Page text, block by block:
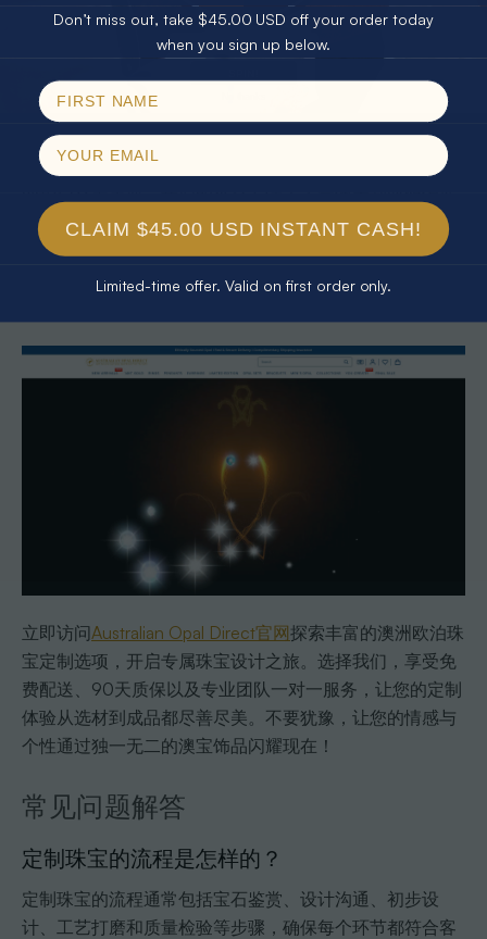
体验专属澳宝魅力 定制您的梦想珠
在“自定义珠宝流程说明：打造专属澳宝饰品体验”中，您
或许感受到定制过程中设计细节不明确、预算难控以及成
品无法完全预期等痛点。要克服这些挑战，精准沟通和专
业指导至关重要。我们的平台专注于正宗澳大利亚欧泊珠
宝，深耕Lightning Ridge、Coober Pedy及Queensland等
知名产区，保证每一颗宝石的天然壮丽与稀有价值。我们
理解您对个性化款式、品质保障和价格透明的需求，为您
立即访问Australian Opal Direct官网探索丰富的澳洲欧泊珠
宝定制选项，开启专属珠宝设计之旅。选择我们，享受免
费配送、90天质保以及专业团队一对一服务，让您的定制
体验从选材到成品都尽善尽美。不要犹豫，让您的情感与
个性通过独一无二的澳宝饰品闪耀现在！
常见问题解答
定制珠宝的流程是怎样的？
定制珠宝的流程通常包括宝石鉴赏、设计沟通、初步设
计、工艺打磨和质量检验等步骤，确保每个环节都符合客
Email
Don’t miss out, take $45.00 USD off your order today
when you sign up below.
CLAIM $45.00 USD INSTANT CASH!
Limited-time offer. Valid on first order only.